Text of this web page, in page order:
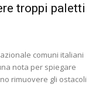
troppi paletti
comuni italiani
nota per spiegare
rimuovere gli ostacoli